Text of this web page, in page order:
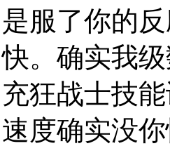
是服了你的
快。确实我
充狂战士技
速度确实没